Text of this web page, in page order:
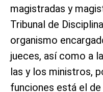
magistradas y
Tribunal de
organismo
jueces, así como a
las y los ministros,
funciones está el